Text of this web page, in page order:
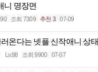
니 명장면
조회 7309 추천 3 07-09
온다는 넷플 신작애니 상태
Lv.88 조회 9900 07-07